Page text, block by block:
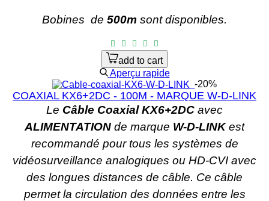
Bobines de 500m sont disponibles.
add to cart
Aperçu rapide
-20%
COAXIAL KX6+2DC - 100M - MARQUE W-D-LINK
Le Câble Coaxial KX6+2DC avec
ALIMENTATION de marque W-D-LINKest
recommandé pour tous les systèmes de
vidéosurveillance analogiques ou HD-CVI avec
des longues distances de câble. Ce câble
permet la circulation des données entre les